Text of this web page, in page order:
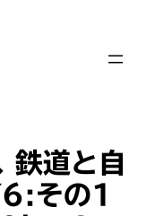
鉄道と自
その1